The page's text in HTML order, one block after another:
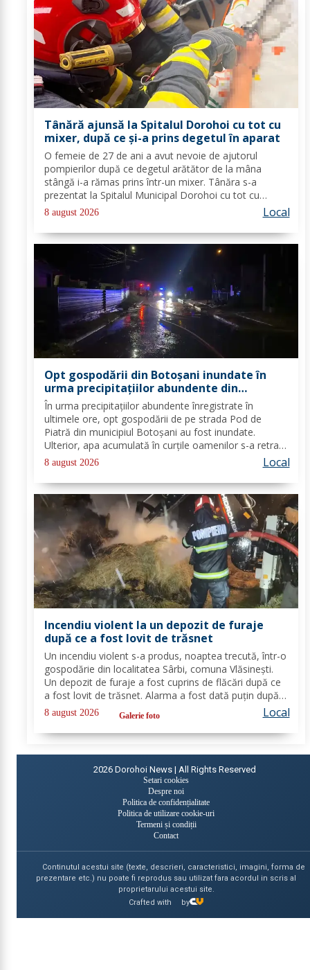
Tânără ajunsă la Spitalul Dorohoi cu tot cu
mixer, după ce și-a prins degetul în aparat
O femeie de 27 de ani a avut nevoie de ajutorul
pompierilor după ce degetul arătător de la mâna
stângă i-a rămas prins într-un mixer. Tânăra s-a
prezentat la Spitalul Municipal Dorohoi cu tot cu
aparatul electrocasnic, iar medicii au solicitat
intervenția salvatorilor. Pompierii din cadrul...
8 august 2026 Local
Opt gospodării din Botoșani inundate în
urma precipitațiilor abundente din
ultimele ore
În urma precipitațiilor abundente înregistrate în
ultimele ore, opt gospodării de pe strada Pod de
Piatră din municipiul Botoșani au fost inundate.
Ulterior, apa acumulată în curțile oamenilor s-a retras
pe carosabil. Pentru evacuarea apei, pompierii militari
din cadrul Detașamentului Botoșani au...
8 august 2026 Local
Incendiu violent la un depozit de furaje
după ce a fost lovit de trăsnet
Un incendiu violent s-a produs, noaptea trecută, într-o
gospodărie din localitatea Sârbi, comuna Vlăsinești.
Un depozit de furaje a fost cuprins de flăcări după ce
a fost lovit de trăsnet. Alarma a fost dată puțin după
ora 22:00. La caz s-au deplasat, în cel mai scurt timp,
pompierii din cadrul...
8 august 2026 Galerie foto Local
2026 Dorohoi News | All Rights Reserved
Setari cookies
Despre noi
Politica de confidențialitate
Politica de utilizare cookie-uri
Termeni și condiții
Contact
Continutul acestui site (texte, descrieri, caracteristici, imagini, forma de
prezentare etc.) nu poate fi reprodus sau utilizat fara acordul in scris al
proprietarului acestui site.
Crafted with
by